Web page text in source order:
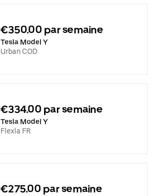
€350.00 par semaine
Tesla Model Y
Urban COD
€334.00 par semaine
Tesla Model Y
Flexla FR
€275.00 par semaine